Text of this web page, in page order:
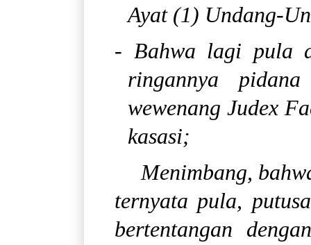
Ayat (1) Undang-
- Bahwa lagi pula
ringannya
wewenang Judex
kasasi;
Menimbang,
ternyata pula,
bertentangan